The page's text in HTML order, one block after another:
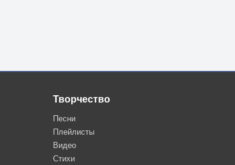
Творчество
Песни
Плейлисты
Видео
Стихи